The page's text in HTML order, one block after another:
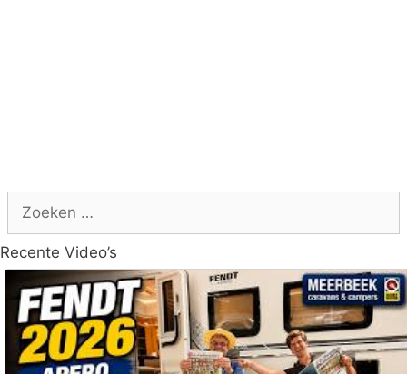
naar:
Recente Video’s